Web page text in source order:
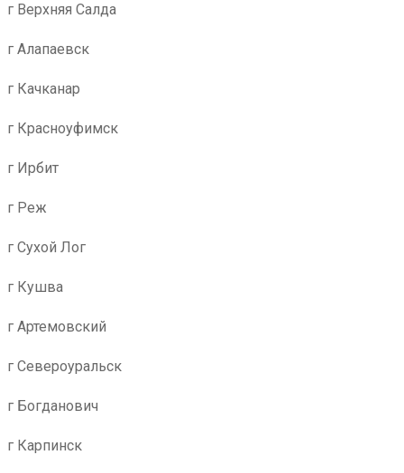
г Верхняя Салда
г Алапаевск
г Качканар
г Красноуфимск
г Ирбит
г Реж
г Сухой Лог
г Кушва
г Артемовский
г Североуральск
г Богданович
г Карпинск